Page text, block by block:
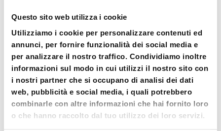
Questo sito web utilizza i cookie
Utilizziamo i cookie per personalizzare contenuti ed
annunci, per fornire funzionalità dei social media e
per analizzare il nostro traffico. Condividiamo inoltre
informazioni sul modo in cui utilizzi il nostro sito con
i nostri partner che si occupano di analisi dei dati
web, pubblicità e social media, i quali potrebbero
combinarle con altre informazioni che hai fornito loro
o che hanno raccolto dal tuo utilizzo dei loro servizi.
Scopri di più